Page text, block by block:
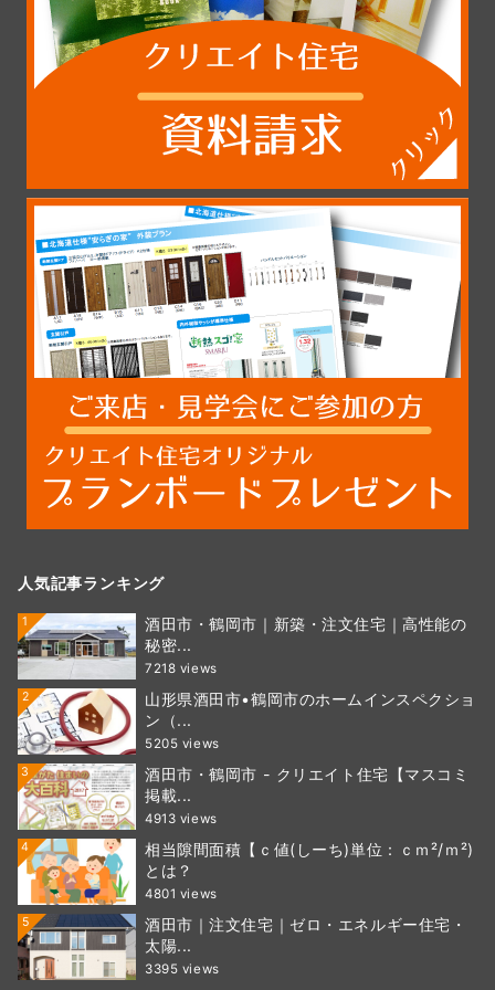
人気記事ランキング
1
酒田市・鶴岡市｜新築・注文住宅｜高性能の
秘密...
7218 views
2
山形県酒田市•鶴岡市のホームインスペクショ
ン（...
5205 views
3
酒田市・鶴岡市 - クリエイト住宅【マスコミ
掲載...
4913 views
4
相当隙間面積【ｃ値(しーち)単位：ｃｍ²/ｍ²)
とは？
4801 views
5
酒田市｜注文住宅｜ゼロ・エネルギー住宅・
太陽...
3395 views